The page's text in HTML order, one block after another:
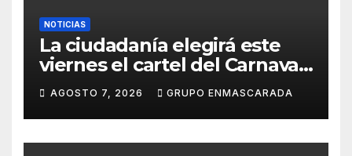
NOTICIAS
La ciudadanía elegirá este
viernes el cartel del Carnaval
de Las Palmas de Gran
Canaria 2027 en una gala
retransmitida por Televisión
Canaria
AGOSTO 7, 2026 GRUPO ENMASCARADA